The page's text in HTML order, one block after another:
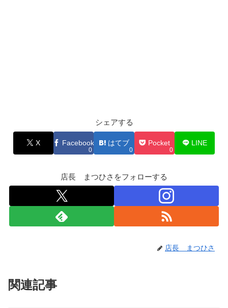
シェアする
X Facebook
0
はてブ
0
Pocket
0
LINE
店長 まつひさをフォローする
店長 まつひさ
関連記事